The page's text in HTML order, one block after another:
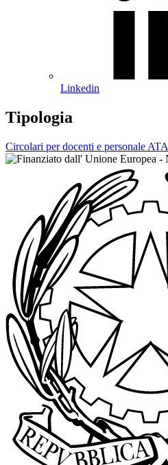
Linkedin
Tipologia
Circolari per docenti e personale ATA